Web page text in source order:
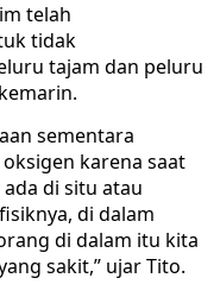
telah
tidak
tajam dan peluru
sementara
karena saat
di situ atau
di dalam
di dalam itu kita
sakit,” ujar Tito.